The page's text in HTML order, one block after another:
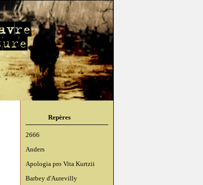
Repères
2666
Anders
Apologia pro Vita Kurtzii
Barbey d'Aurevilly